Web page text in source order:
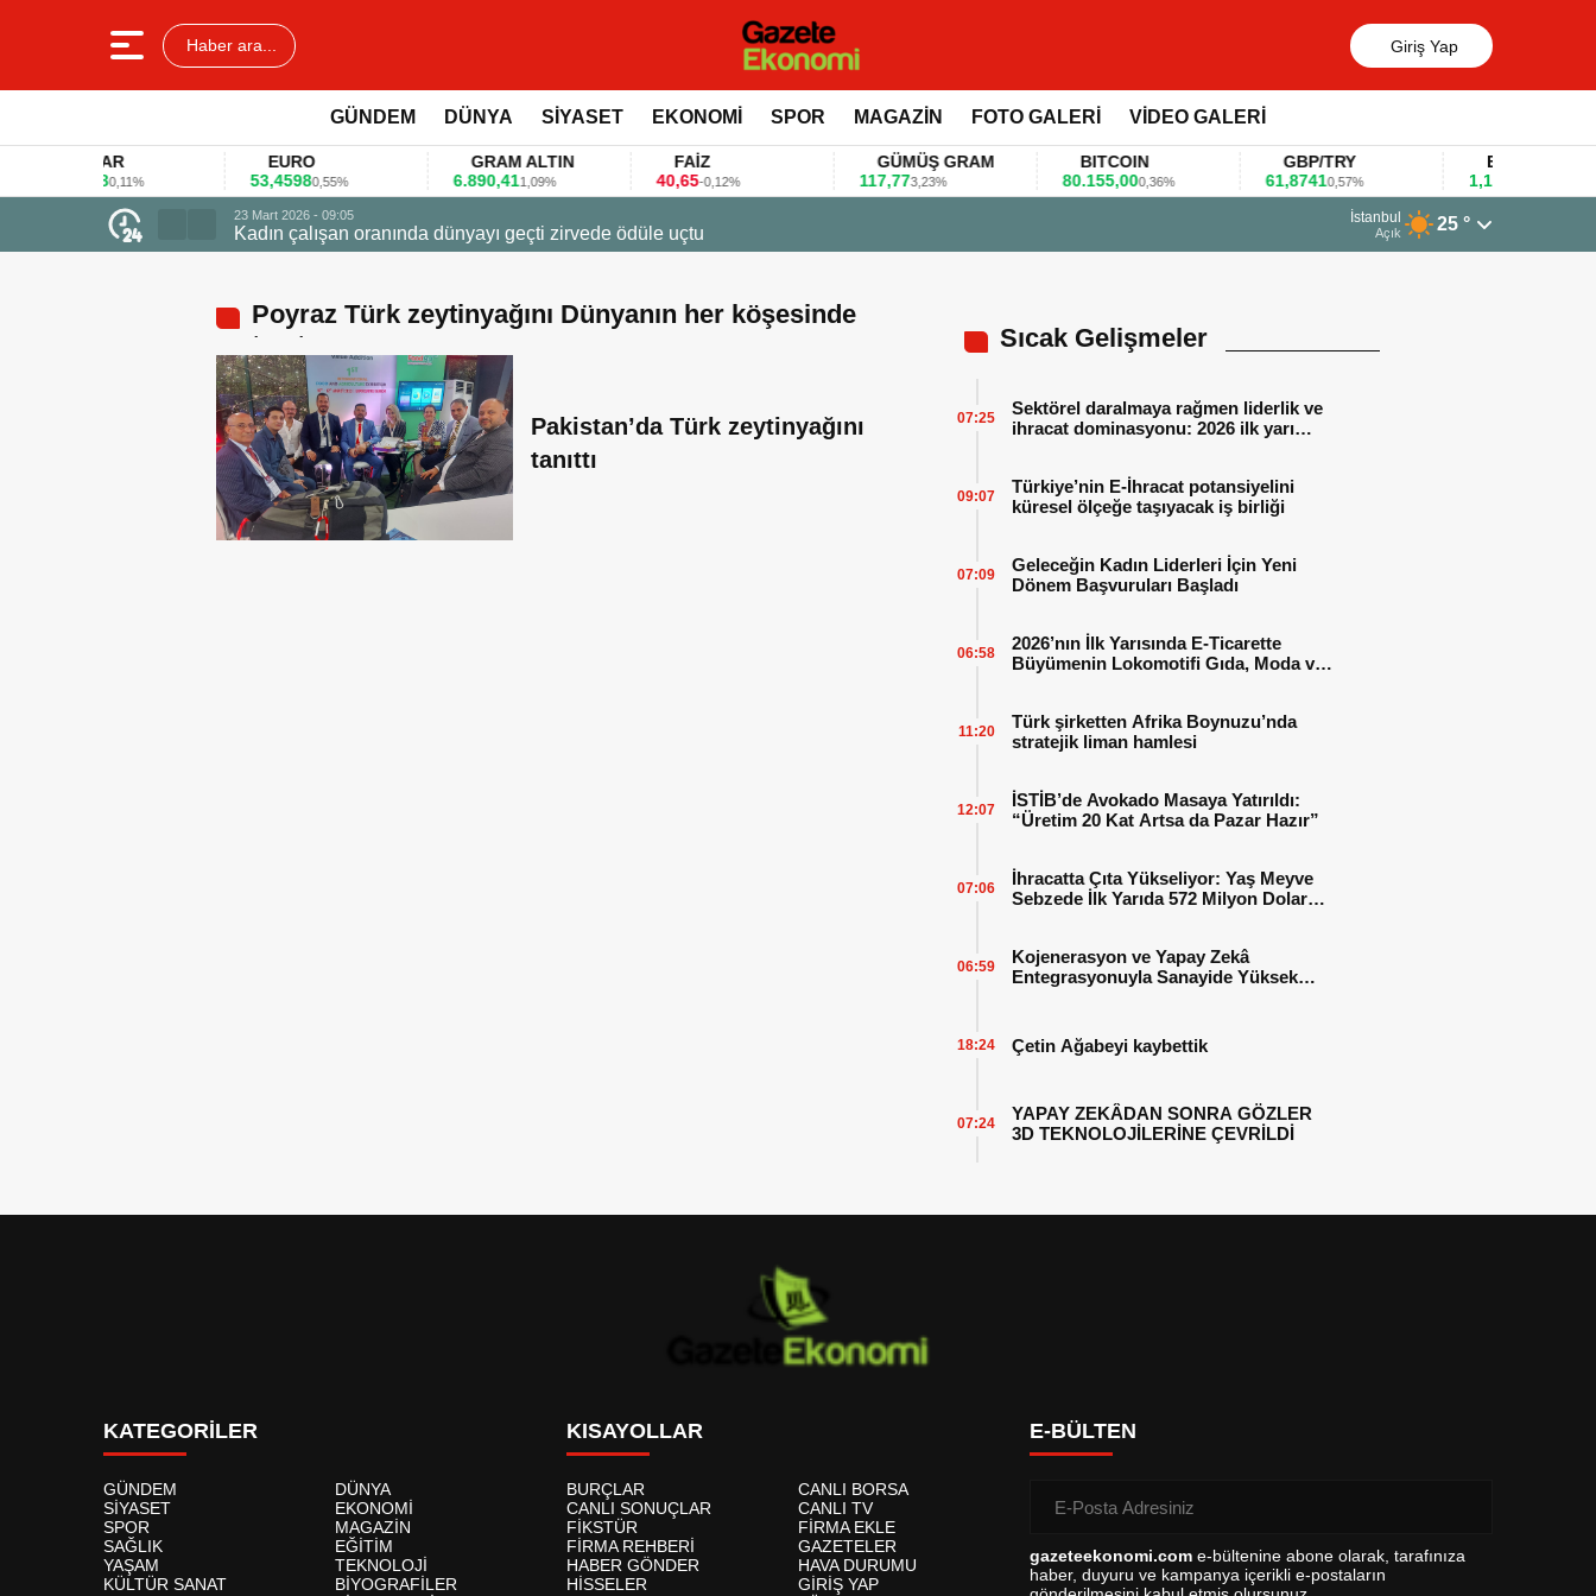
Haber ara... Giriş Yap
GÜNDEM DÜNYA SİYASET EKONOMİ SPOR MAGAZİN FOTO GALERİ VİDEO GALERİ
EURO
53,45980,55%
GRAM ALTIN
6.890,411,09% -0,12%
GÜMÜŞ GRAM
117,773,23%
BITCOIN
80.155,000,36%
GBP/TRY
61,87410,57%
EUR/USD
1,17810,47%
23 Mart 2026 - 07:12
Firmalar gıda fuarlarını bu anket ile değerlendirdi
13 Mart 2026 - 06:55
Huawei KOBİ’ler için
İstanbul
Açık 25 °
Poyraz Türk zeytinyağını Dünyanın her köşesinde
tanıtıyor
Pakistan’da Türk zeytinyağını
tanıttı
Sıcak Gelişmeler
Sektörel daralmaya rağmen liderlik ve
ihracat dominasyonu: 2026 ilk yarı
07:25
Türkiye’nin E-İhracat potansiyelini
küresel ölçeğe taşıyacak iş birliği
09:07
Geleceğin Kadın Liderleri İçin Yeni
Dönem Başvuruları Başladı
07:09
2026’nın İlk Yarısında E-Ticarette
Büyümenin Lokomotifi Gıda, Moda ve
06:58
Türk şirketten Afrika Boynuzu’nda
stratejik liman hamlesi
11:20
İSTİB’de Avokado Masaya Yatırıldı:
“Üretim 20 Kat Artsa da Pazar Hazır”
12:07
İhracatta Çıta Yükseliyor: Yaş Meyve
Sebzede İlk Yarıda 572 Milyon Dolar
07:06
Kojenerasyon ve Yapay Zekâ
Entegrasyonuyla Sanayide Yüksek
06:59
Çetin Ağabeyi kaybettik
18:24
YAPAY ZEKÂDAN SONRA GÖZLER
3D TEKNOLOJİLERİNE ÇEVRİLDİ
07:24
KATEGORİLER
GÜNDEM
DÜNYA
SİYASET
EKONOMİ
SPOR
MAGAZİN
SAĞLIK
EĞİTİM
YAŞAM
TEKNOLOJİ
KÜLTÜR SANAT
BİYOGRAFİLER
KISAYOLLAR
BURÇLAR
CANLI BORSA
CANLI SONUÇLAR
CANLI TV
FİKSTÜR
FİRMA EKLE
FİRMA REHBERİ
GAZETELER
HABER GÖNDER
HAVA DURUMU
HİSSELER
GİRİŞ YAP
E-BÜLTEN
gazeteekonomi.com e-bültenine abone olarak, tarafınıza
haber, duyuru ve kampanya içerikli e-postaların